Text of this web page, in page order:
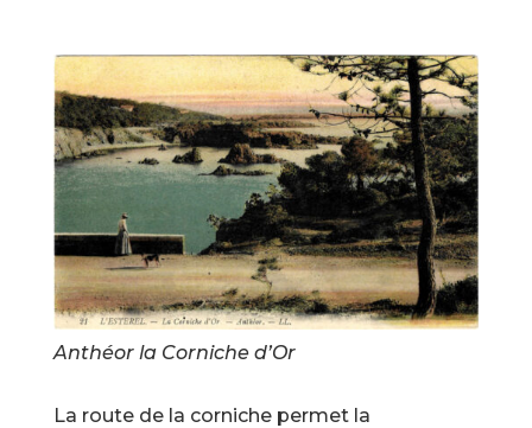
Anthéor la Corniche d’Or
La route de la corniche permet la